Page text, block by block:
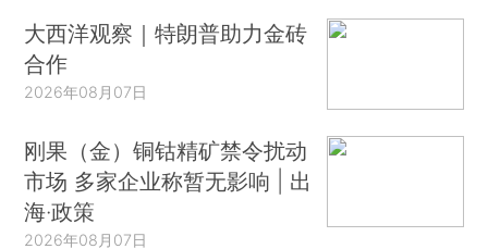
大西洋观察｜特朗普助力金砖
合作
2026年08月07日
刚果（金）铜钴精矿禁令扰动
市场 多家企业称暂无影响 | 出
海·政策
2026年08月07日